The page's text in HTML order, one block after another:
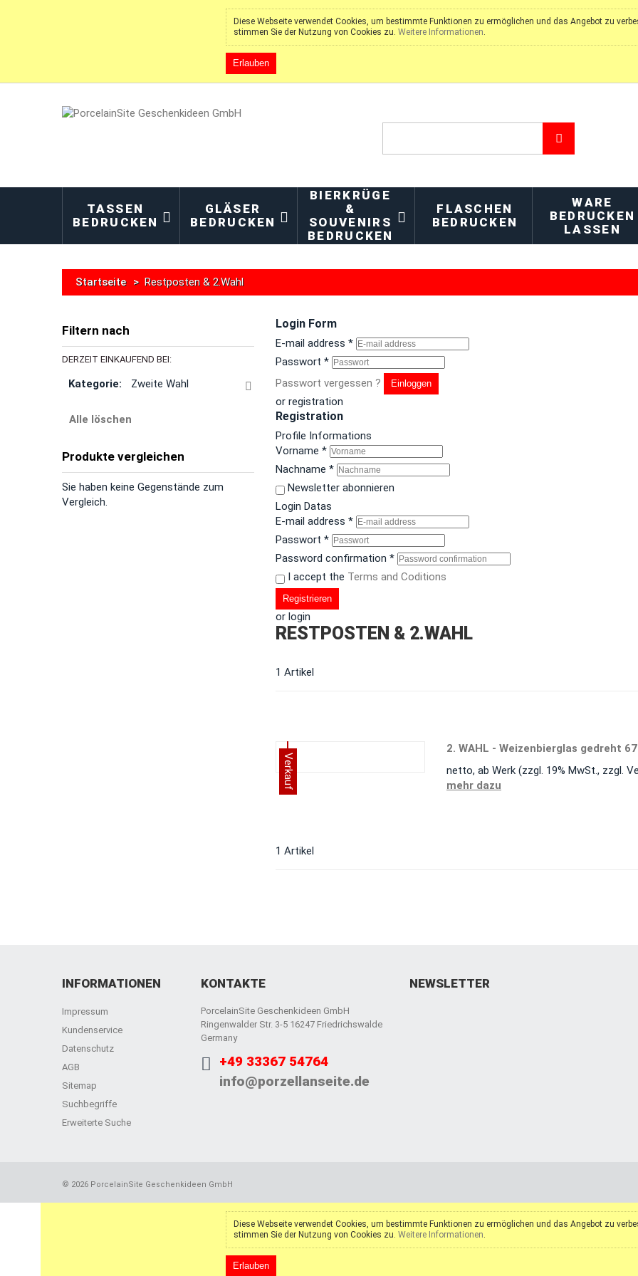
Diese Webseite verwendet Cookies, um bestimmte Funktionen zu ermöglichen und das Angebot zu
stimmen Sie der Nutzung von Cookies zu. Weitere Informationen.
Erlauben
TASSEN
BEDRUCKEN
GLÄSER
BEDRUCKEN
BIERKRÜGE
&
SOUVENIRS
BEDRUCKEN
FLASCHEN
BEDRUCKEN
WARE
BEDRUCKEN
LASSEN
Startseite > Restposten & 2.Wahl
Login Form
E-mail address *
Passwort *
Passwort vergessen ?
Einloggen
or registration
Registration
Profile Informations
Vorname *
Nachname *
Newsletter abonnieren
Login Datas
E-mail address *
Passwort *
Password confirmation *
I accept the Terms and Coditions
Registrieren
or login
RESTPOSTEN & 2.WAHL
1 Artikel
2. WAHL - Weizenbierglas gedreht
netto, ab Werk (zzgl. 19% MwSt., zzgl.
mehr dazu
Verkauf
1 Artikel
Filtern nach
DERZEIT EINKAUFEND BEI:
Kategorie: Zweite Wahl
Alle löschen
Produkte vergleichen
Sie haben keine Gegenstände zum
Vergleich.
INFORMATIONEN
Impressum
Kundenservice
Datenschutz
AGB
Sitemap
Suchbegriffe
Erweiterte Suche
KONTAKTE
PorcelainSite Geschenkideen GmbH
Ringenwalder Str. 3-5 16247 Friedrichswalde
Germany
+49 33367 54764
info@porzellanseite.de
NEWSLETTER
© 2026 PorcelainSite Geschenkideen GmbH
Diese Webseite verwendet Cookies, um bestimmte Funktionen zu ermöglichen und das Angebot zu
stimmen Sie der Nutzung von Cookies zu. Weitere Informationen.
Erlauben